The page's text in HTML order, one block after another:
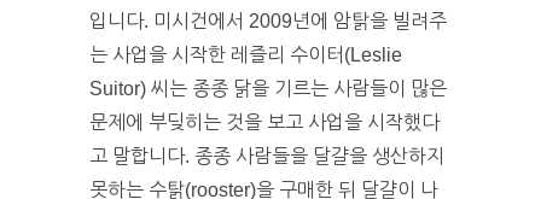
입니다. 미시건에서 2009년에 암탉을 빌려주
는 사업을 시작한 레즐리 수이터(Leslie
Suitor) 씨는 종종 닭을 기르는 사람들이 많은
문제에 부딪히는 것을 보고 사업을 시작했다
고 말합니다. 종종 사람들을 달걀을 생산하지
못하는 수탉(rooster)을 구매한 뒤 달걀이 나